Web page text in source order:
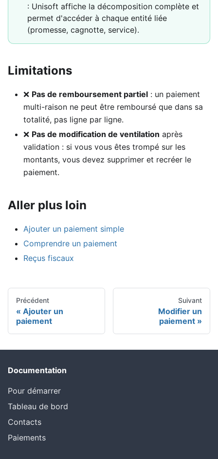
: Unisoft affiche la décomposition complète et
permet d'accéder à chaque entité liée
(promesse, cagnotte, service).
Limitations
❌ Pas de remboursement partiel : un paiement
multi-raison ne peut être remboursé que dans sa
totalité, pas ligne par ligne.
❌ Pas de modification de ventilation après
validation : si vous vous êtes trompé sur les
montants, vous devez supprimer et recréer le
paiement.
Aller plus loin
Ajouter un paiement simple
Comprendre un paiement
Reçus fiscaux
Précédent
Ajouter un
paiement
Suivant
Modifier un
paiement
Documentation
Pour démarrer
Tableau de bord
Contacts
Paiements